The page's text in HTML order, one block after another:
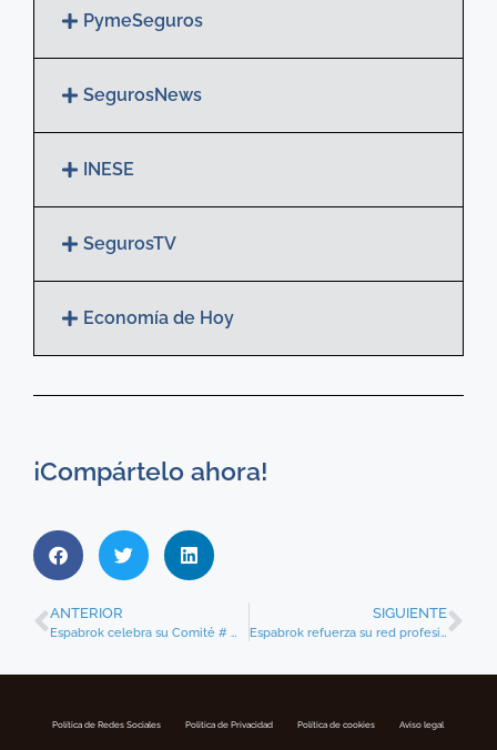
PymeSeguros
SegurosNews
INESE
SegurosTV
Economía de Hoy
¡Compártelo ahora!
ANTERIOR
Espabrok celebra su Comité # Mujeres Espabrok con foco en atraer talento femenino al sector
SIGUIENTE
Espabrok refuerza su red profesional con la incorporación de Internacional Insurance Broker
Política de Redes Sociales Politica de Privacidad Política de cookies Aviso legal